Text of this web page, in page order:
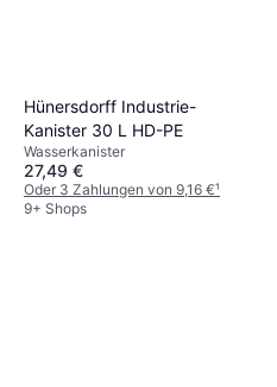
Hünersdorff Industrie-
Kanister 30 L HD-PE
Wasserkanister
27,49 €
Oder 3 Zahlungen von 9,16 €¹
9+ Shops